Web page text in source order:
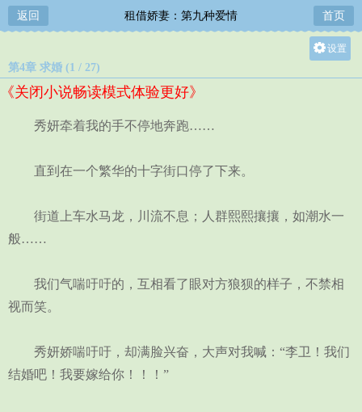
返回 租借娇妻：第九种爱情 首页
设置
第4章 求婚 (1 / 27)
《关闭小说畅读模式体验更好》
秀妍牵着我的手不停地奔跑……
直到在一个繁华的十字街口停了下来。
街道上车水马龙，川流不息；人群熙熙攘攘，如潮水一
般……
我们气喘吁吁的，互相看了眼对方狼狈的样子，不禁相
视而笑。
秀妍娇喘吁吁，却满脸兴奋，大声对我喊：“李卫！我们
结婚吧！我要嫁给你！！！”